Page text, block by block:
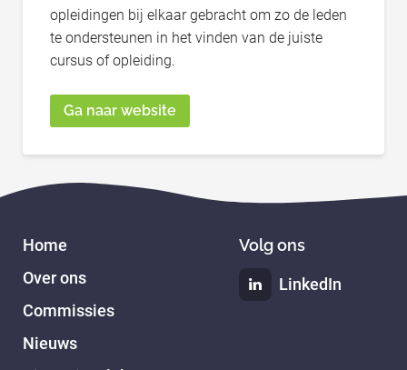
opleidingen bij elkaar gebracht om zo de leden
te ondersteunen in het vinden van de juiste
cursus of opleiding.
Ga naar website
Home
Over ons
Commissies
Nieuws
Volg ons
LinkedIn